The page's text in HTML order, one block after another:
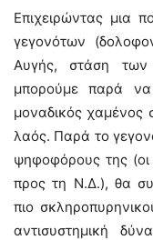
Επιχειρώντας μια
γεγονότων
Αυγής, στάση των
μπορούμε παρά να
μοναδικός χαμένος
λαός. Παρά το
ψηφοφόρους της (οι
προς τη Ν.Δ.), θα
πιο
αντισυστημική